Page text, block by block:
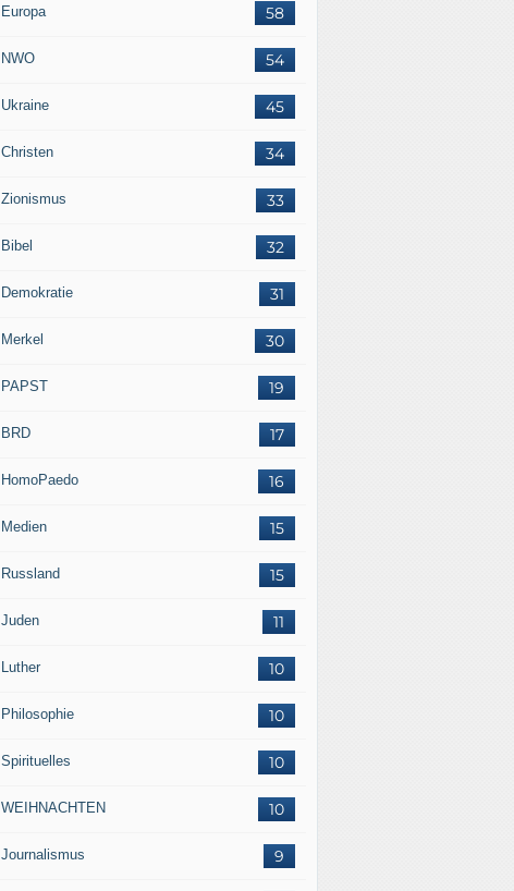
58
Europa
54
NWO
45
Ukraine
34
Christen
33
Zionismus
32
Bibel
31
Demokratie
30
Merkel
19
PAPST
17
BRD
16
HomoPaedo
15
Medien
15
Russland
11
Juden
10
Luther
10
Philosophie
10
Spirituelles
10
WEIHNACHTEN
9
Journalismus